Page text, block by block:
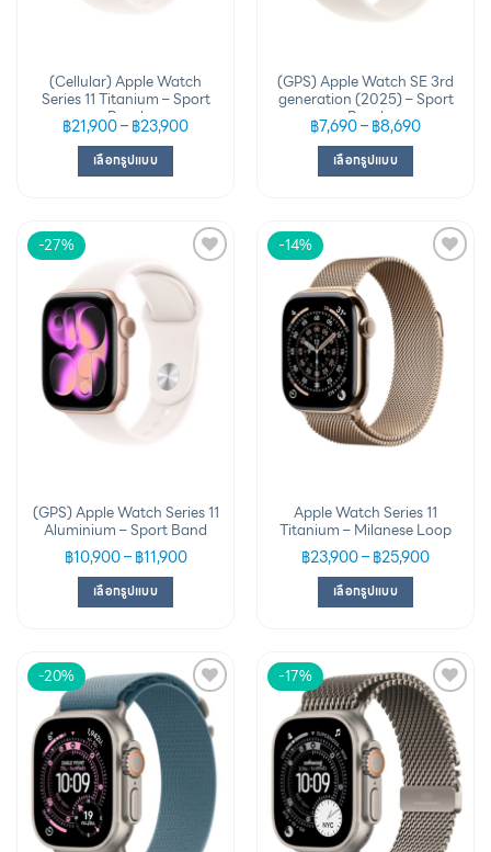
(Cellular) Apple Watch
Series 11 Titanium – Sport
Band
฿21,900–฿23,900
เลือกรูปแบบ
(GPS) Apple Watch SE 3rd
generation (2025) – Sport
Band
฿7,690–฿8,690
เลือกรูปแบบ
-27%
Add to
wishlist
(GPS) Apple Watch Series 11
Aluminium – Sport Band
฿10,900– ฿11,900
เลือกรูปแบบ
-14%
Add to
wishlist
Apple Watch Series 11
Titanium – Milanese Loop
฿23,900–฿25,900
เลือกรูปแบบ
-20%
Add to
wishlist
-17%
Add to
wishlist